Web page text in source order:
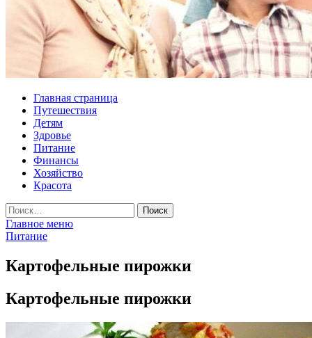
Главная страница
Путешествия
Детям
Здровье
Питание
Финансы
Хозяйство
Красота
Найти:
Главное меню
Питание
Картофельные пирожки
Картофельные пирожки